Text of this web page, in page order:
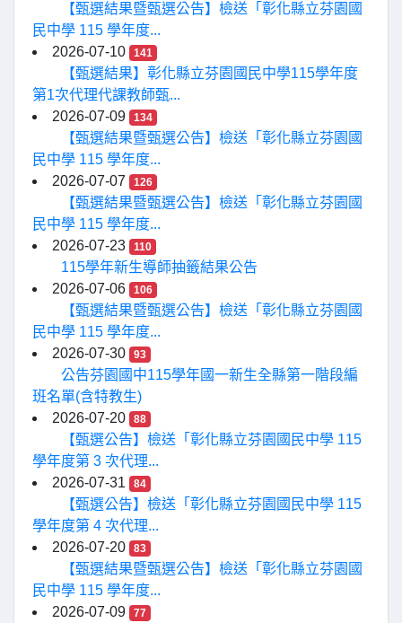
【甄選結果暨甄選公告】檢送「彰化縣立芬園國
民中學 115 學年度...
2026-07-10
141
【甄選結果】彰化縣立芬園國民中學115學年度
第1次代理代課教師甄...
2026-07-09
134
【甄選結果暨甄選公告】檢送「彰化縣立芬園國
民中學 115 學年度...
2026-07-07
126
【甄選結果暨甄選公告】檢送「彰化縣立芬園國
民中學 115 學年度...
2026-07-23
110
115學年新生導師抽籤結果公告
2026-07-06
106
【甄選結果暨甄選公告】檢送「彰化縣立芬園國
民中學 115 學年度...
2026-07-30
93
公告芬園國中115學年國一新生全縣第一階段編
班名單(含特教生)
2026-07-20
88
【甄選公告】檢送「彰化縣立芬園國民中學 115
學年度第 3 次代理...
2026-07-31
84
【甄選公告】檢送「彰化縣立芬園國民中學 115
學年度第 4 次代理...
2026-07-20
83
【甄選結果暨甄選公告】檢送「彰化縣立芬園國
民中學 115 學年度...
2026-07-09
77